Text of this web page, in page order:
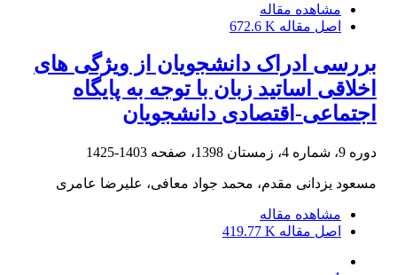
مشاهده مقاله
اصل مقاله 672.6 K
بررسی ادراک دانشجویان از ویژگی های
اخلاقی اساتید زبان با توجه به پایگاه
اجتماعی-اقتصادی دانشجویان
دوره 9، شماره 4، زمستان 1398، صفحه 1403-1425
مسعود یزدانی مقدم، محمد جواد معافی، علیرضا عامری
مشاهده مقاله
اصل مقاله 419.77 K